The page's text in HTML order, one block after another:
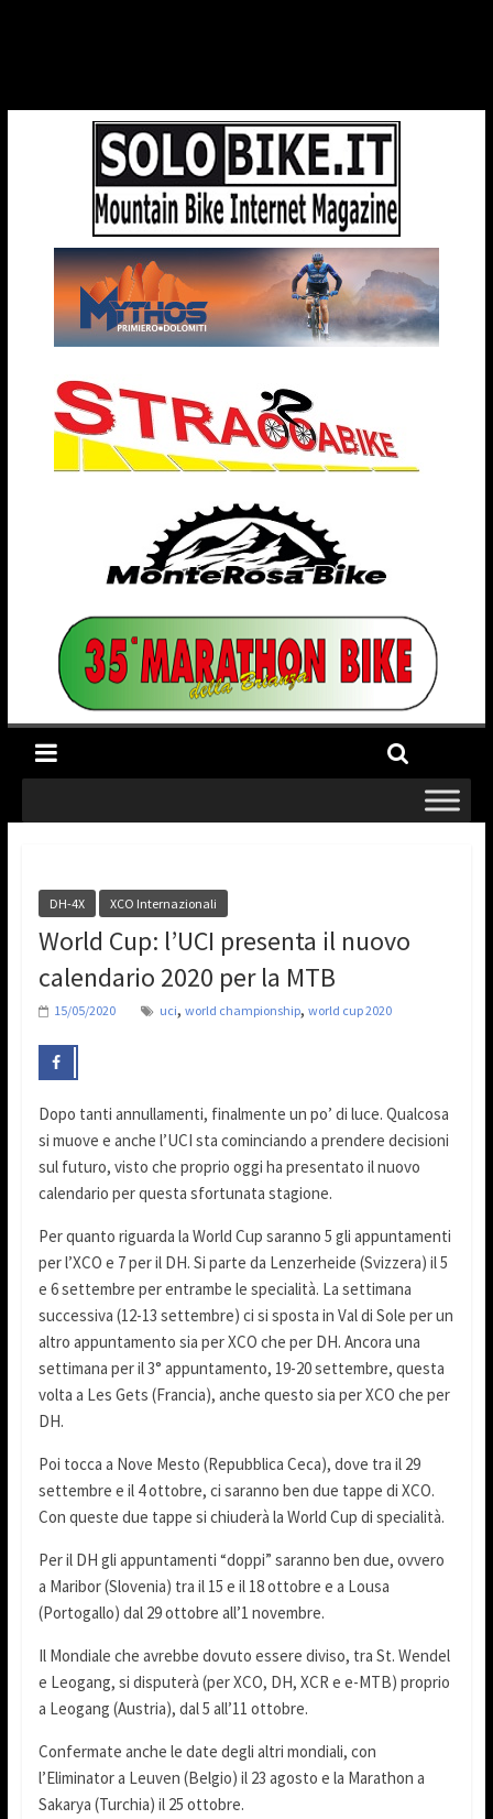
DH-4X XCO Internazionali
World Cup: l’UCI presenta il nuovo
calendario 2020 per la MTB
15/05/2020 uci, world championship, world cup 2020
Dopo tanti annullamenti, finalmente un po’ di luce. Qualcosa
si muove e anche l’UCI sta cominciando a prendere decisioni
sul futuro, visto che proprio oggi ha presentato il nuovo
calendario per questa sfortunata stagione.
Per quanto riguarda la World Cup saranno 5 gli appuntamenti
per l’XCO e 7 per il DH. Si parte da Lenzerheide (Svizzera) il 5
e 6 settembre per entrambe le specialità. La settimana
successiva (12-13 settembre) ci si sposta in Val di Sole per un
altro appuntamento sia per XCO che per DH. Ancora una
settimana per il 3° appuntamento, 19-20 settembre, questa
volta a Les Gets (Francia), anche questo sia per XCO che per
DH.
Poi tocca a Nove Mesto (Repubblica Ceca), dove tra il 29
settembre e il 4 ottobre, ci saranno ben due tappe di XCO.
Con queste due tappe si chiuderà la World Cup di specialità.
Per il DH gli appuntamenti “doppi” saranno ben due, ovvero
a Maribor (Slovenia) tra il 15 e il 18 ottobre e a Lousa
(Portogallo) dal 29 ottobre all’1 novembre.
Il Mondiale che avrebbe dovuto essere diviso, tra St. Wendel
e Leogang, si disputerà (per XCO, DH, XCR e e-MTB) proprio
a Leogang (Austria), dal 5 all’11 ottobre.
Confermate anche le date degli altri mondiali, con
l’Eliminator a Leuven (Belgio) il 23 agosto e la Marathon a
Sakarya (Turchia) il 25 ottobre.